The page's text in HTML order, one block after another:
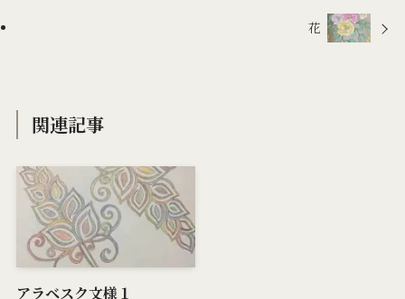
花
関連記事
アラベスク文様１